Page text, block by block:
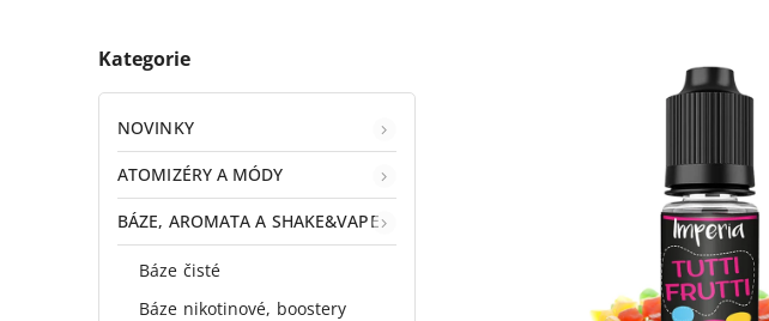
Kategorie
NOVINKY
ATOMIZÉRY A MÓDY
BÁZE, AROMATA A SHAKE&VAPE
Báze čisté
Báze nikotinové, boostery